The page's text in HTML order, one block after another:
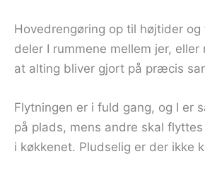
Hovedrengøring op til højtider
deler I rummene mellem jer,
at alting bliver gjort på præcis
Flytningen er i fuld gang, og I er
på plads, mens andre skal
i køkkenet. Pludselig er der ikke